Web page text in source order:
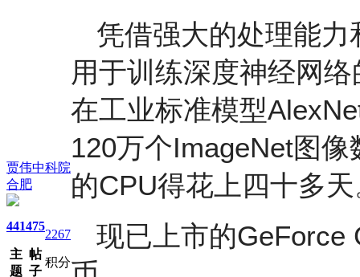
贾伟中科院
合肥
441
主
题
475
帖
子
2267
积分
凭借强大的处理能
用于训练深度神经网
在工业标准模型
120万个ImageNet图
的CPU得花上四十多
现已上市的GeForce